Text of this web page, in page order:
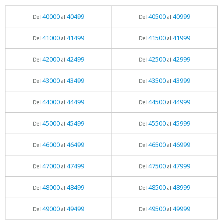
Del 40000al 40499 Del 40500al 40999
Del 41000al 41499 Del 41500al 41999
Del 42000al 42499 Del 42500al 42999
Del 43000al 43499 Del 43500al 43999
Del 44000al 44499 Del 44500al 44999
Del 45000al 45499 Del 45500al 45999
Del 46000al 46499 Del 46500al 46999
Del 47000al 47499 Del 47500al 47999
Del 48000al 48499 Del 48500al 48999
Del 49000al 49499 Del 49500al 49999